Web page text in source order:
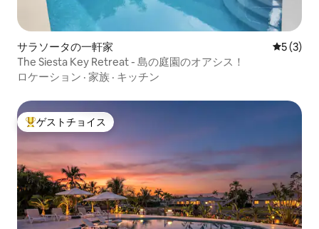
サラソータの一軒家 レビュー
5 (3)
The Siesta Key Retreat - 島の庭園のオアシス！
ロケーション · 家族 · キッチン
大好評のゲストチョイスです。
ゲストチョイス